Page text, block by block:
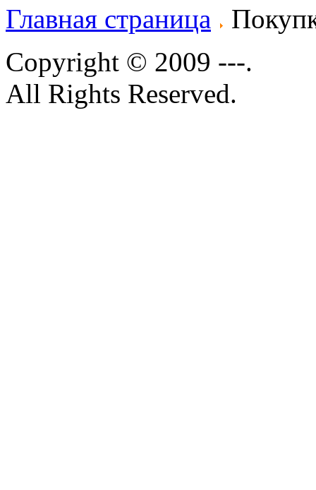
Главная страница
Copyright © 2009 ---.
All Rights Reserved.